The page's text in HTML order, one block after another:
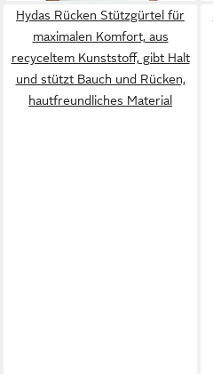
Hydas Rücken Stützgürtel für
maximalen Komfort, aus
recyceltem Kunststoff, gibt Halt
und stützt Bauch und Rücken,
hautfreundliches Material